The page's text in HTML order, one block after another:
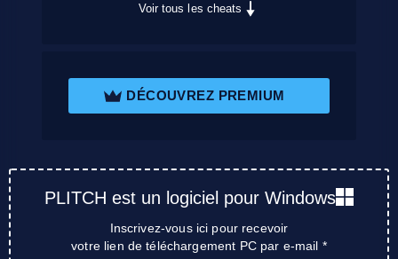
Voir tous les cheats
DÉCOUVREZ PREMIUM
PLITCH est un logiciel pour Windows
Inscrivez-vous ici pour recevoir
votre lien de téléchargement PC par e-mail *